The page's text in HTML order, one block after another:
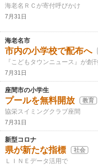
海老名ＲＣが寄付呼びかけ
7月31日
海老名市
市内の小学校で配布へ
『こどもタウンニュース』が創刊
7月31日
座間市の小学生
プールを無料開放 教育
協栄スイミングクラブ座間
7月31日
新型コロナ
県が新たな指標 社会
ＬＩＮＥデータ活用で